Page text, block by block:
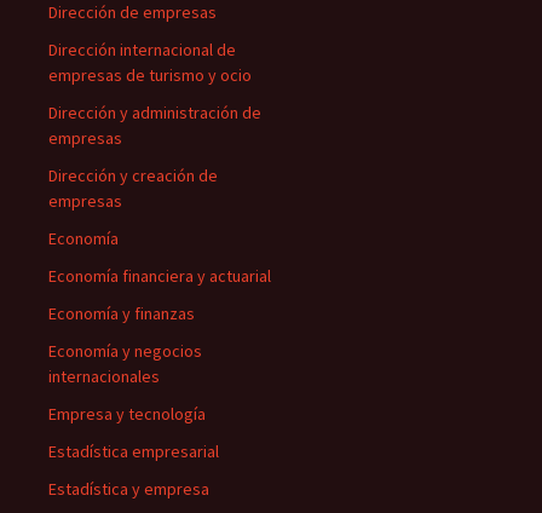
Dirección de empresas
Dirección internacional de
empresas de turismo y ocio
Dirección y administración de
empresas
Dirección y creación de
empresas
Economía
Economía financiera y actuarial
Economía y finanzas
Economía y negocios
internacionales
Empresa y tecnología
Estadística empresarial
Estadística y empresa